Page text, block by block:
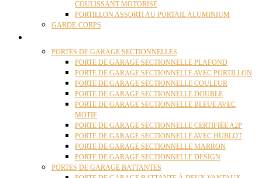
COULISSANT MOTORISÉ
PORTILLON ASSORTI AU PORTAIL ALUMINIUM
GARDE-CORPS
PORTES DE GARAGE SECTIONNELLES
PORTE DE GARAGE SECTIONNELLE PLAFOND
PORTE DE GARAGE SECTIONNELLE AVEC PORTILLON
PORTE DE GARAGE SECTIONNELLE COULEUR
PORTE DE GARAGE SECTIONNELLE DOUBLE
PORTE DE GARAGE SECTIONNELLE BLEUE AVEC
MOTIF
PORTE DE GARAGE SECTIONNELLE CERTIFIÉE A2P
PORTE DE GARAGE SECTIONNELLE AVEC HUBLOT
PORTE DE GARAGE SECTIONNELLE MARRON
PORTE DE GARAGE SECTIONNELLE DESIGN
PORTES DE GARAGE BATTANTES